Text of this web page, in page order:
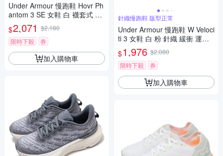
Under Armour 慢跑鞋 Hovr Ph
antom 3 SE 女鞋 白 襪套式 針
織鞋面 緩震 運動鞋 UA 30265
84100
$2,071 $2,180
限時下殺
券
加入購物車
針織慢跑鞋 版型正常
Under Armour 慢跑鞋 W Veloci
ti 3 女鞋 白 粉 針織 緩衝 運動
鞋 UA 3026124105
$1,976 $2,080
限時下殺
券
加入購物車